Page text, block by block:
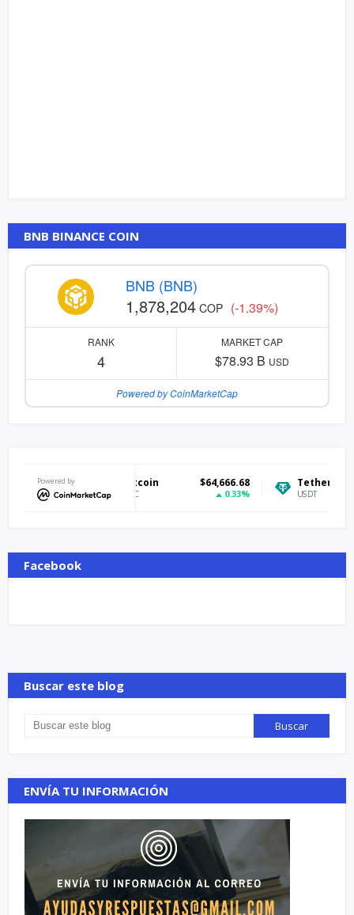
BNB BINANCE COIN
BNB (BNB)
1,878,204 COP (-1.39%)
RANK
4
MARKET CAP
$78.93 B USD
Powered by CoinMarketCap
Powered by $64,666.68
BTC
Tether USDt
USDT
Facebook
Buscar este blog
ENVÍA TU INFORMACIÓN